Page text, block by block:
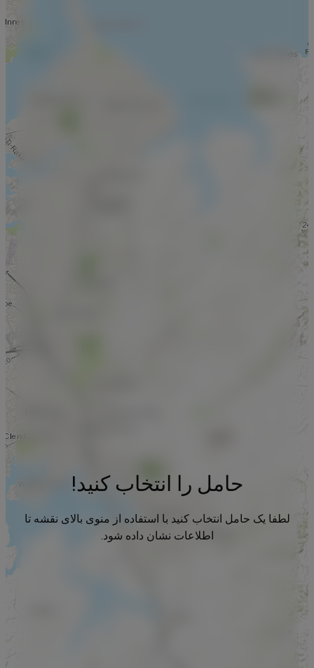
حامل را انتخاب کنید!
لطفا یک حامل انتخاب کنید با استفاده از منوی بالای نقشه تا
اطلاعات نشان داده شود.